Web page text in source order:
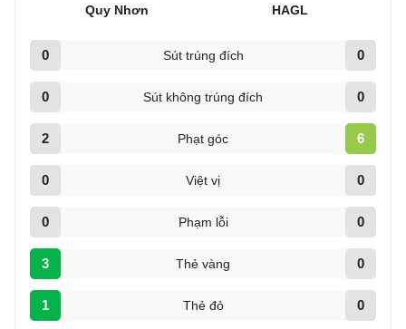
Quy Nhơn HAGL
0 Sút trúng đích 0
0 Sút không trúng đích 0
2 Phạt góc 6
0 Việt vị 0
0 Phạm lỗi 0
3 Thẻ vàng 0
1 Thẻ đỏ 0